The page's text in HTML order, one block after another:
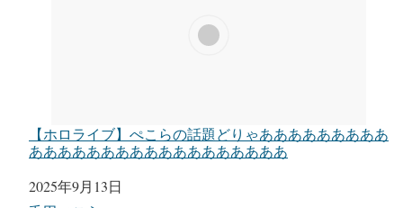
【ホロライブ】ぺこらの話題どりゃあああああああああ
ああああああああああああああああああ
日付
2025年9月13日